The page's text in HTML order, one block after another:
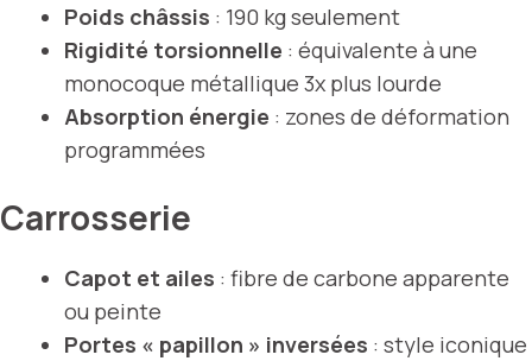
Poids châssis : 190 kg seulement
Rigidité torsionnelle : équivalente à une
monocoque métallique 3x plus lourde
Absorption énergie : zones de déformation
programmées
Carrosserie
Capot et ailes : fibre de carbone apparente
ou peinte
Portes « papillon » inversées : style iconique